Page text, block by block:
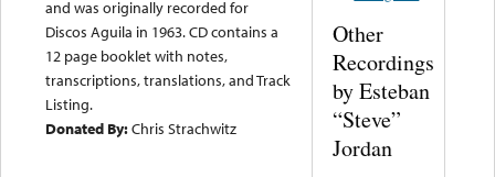
and was originally recorded for
Discos Aguila in 1963. CD contains a
12 page booklet with notes,
transcriptions, translations, and Track
Listing.
Donated By:Chris Strachwitz
Other
Recordings
by Esteban
“Steve”
Jordan